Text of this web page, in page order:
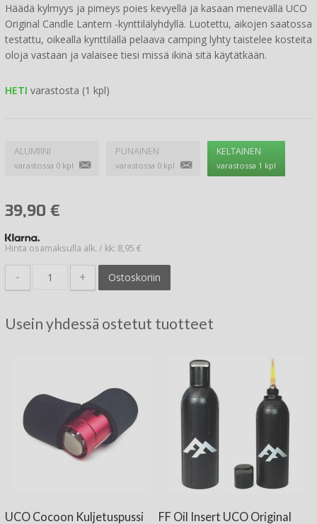
Häädä kylmyys ja pimeys poies kevyellä ja kasaan menevällä UCO
Original Candle Lantern -kynttilälyhdyllä. Luotettu, aikojen saatossa
testattu, oikealla kynttilällä pelaava camping lyhty taistelee kosteita
oloja vastaan ja valaisee tiesi missä ikinä sitä käytätkään.
HETI varastosta (1 kpl)
ALUMIINI
varastossa 0 kpl
PUNAINEN
varastossa 0 kpl
KELTAINEN
varastossa 1 kpl
39,90 €
Hinta osamaksulla alk. / kk: 8,95 €
- + Ostoskoriin
Usein yhdessä ostetut tuotteet
UCO Cocoon Kuljetuspussi
FF Oil Insert UCO Original